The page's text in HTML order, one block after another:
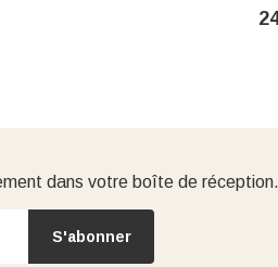
dans votre boîte de réception.
S'abonner